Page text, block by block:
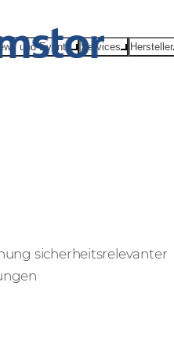
und Events Services Hersteller
sicherheitsrelevanter